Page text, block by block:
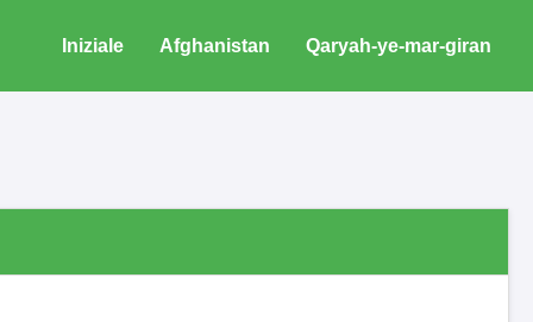
Iniziale Afghanistan Qaryah-ye-mar-giran